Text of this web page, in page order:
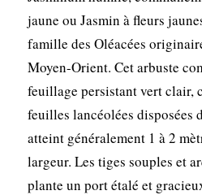
jaune ou Jasmin à fleurs
famille des Oléacées
Moyen-Orient. Cet arbuste
feuillage persistant vert clair,
feuilles lancéolées disposées
atteint généralement 1 à 2
largeur. Les tiges souples et
plante un port étalé et